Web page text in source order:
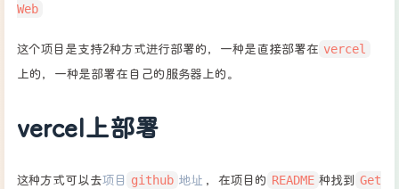
Web
这个项目是支持2种方式进行部署的，一种是直接部署在 vercel
上的，一种是部署在自己的服务器上的。
vercel上部署
这种方式可以去项目 github 地址 ，在项目的 README 种找到 Get